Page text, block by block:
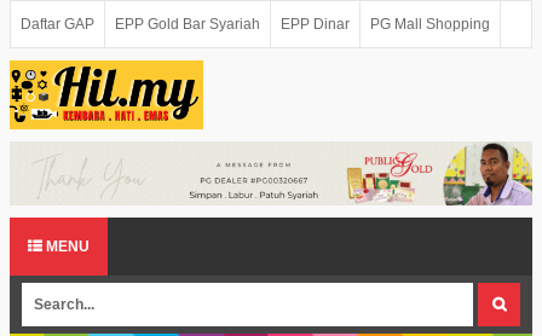
Daftar GAP EPP Gold Bar Syariah EPP Dinar PG Mall Shopping
MENU